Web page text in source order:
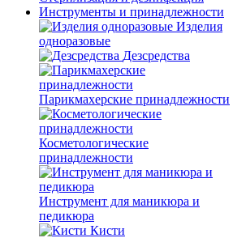
Инструменты и принадлежности
Изделия
одноразовые
Дезсредства
Парикмахерские принадлежности
Косметологические
принадлежности
Инструмент для маникюра и
педикюра
Кисти